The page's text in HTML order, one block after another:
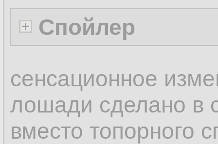
Спойлер
сенсационное
лошади сделано в
вместо топорного